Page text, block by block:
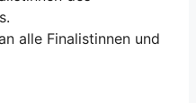
alle Finalistinnen und